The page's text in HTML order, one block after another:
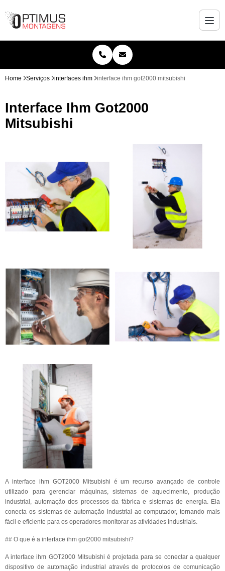
Home Serviços interfaces ihm interface ihm got2000 mitsubishi
Interface Ihm Got2000
Mitsubishi
A interface ihm GOT2000 Mitsubishi é um recurso avançado de controle
utilizado para gerenciar máquinas, sistemas de aquecimento, produção
industrial, automação dos processos da fábrica e sistemas de energia. Ela
conecta os sistemas de automação industrial ao computador, tornando mais
fácil e eficiente para os operadores monitorar as atividades industriais.
## O que é a interface ihm got2000 mitsubishi?
A interface ihm GOT2000 Mitsubishi é projetada para se conectar a qualquer
dispositivo de automação industrial através de protocolos de comunicação